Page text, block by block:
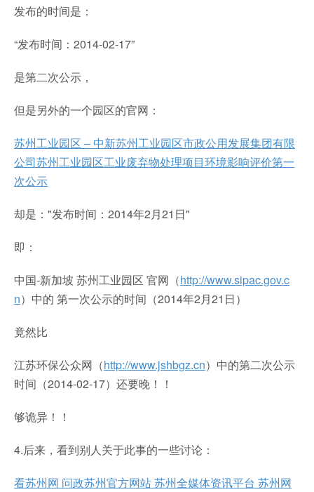
发布的时间是：
“发布时间：2014-02-17”
是第二次公示，
但是另外的一个园区的官网：
苏州工业园区 – 中新苏州工业园区市政公用发展集团有限
公司苏州工业园区工业废弃物处理项目环境影响评价第一
次公示
却是："发布时间：2014年2月21日"
即：
中国-新加坡 苏州工业园区 官网（http://www.sipac.gov.c
n）中的 第一次公示的时间（2014年2月21日）
竟然比
江苏环保公众网（http://www.jshbgz.cn）中的第二次公示
时间（2014-02-17）还要晚！！
够诡异！！
4.后来，看到别人关于此事的一些讨论：
看苏州网 问政苏州官方网站 苏州全媒体资讯平台 苏州网